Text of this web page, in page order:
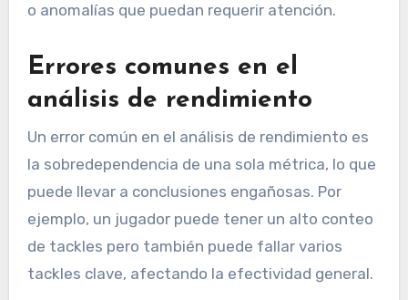
o anomalías que puedan requerir atención.
Errores comunes en el
análisis de rendimiento
Un error común en el análisis de rendimiento es
la sobredependencia de una sola métrica, lo que
puede llevar a conclusiones engañosas. Por
ejemplo, un jugador puede tener un alto conteo
de tackles pero también puede fallar varios
tackles clave, afectando la efectividad general.